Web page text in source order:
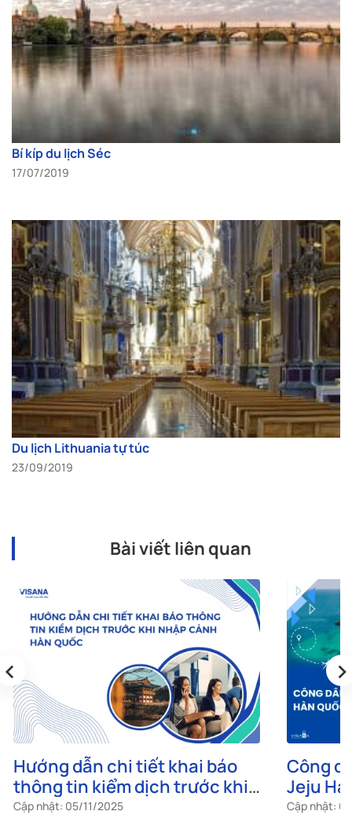
Bí kíp du lịch Séc
17/07/2019
Du lịch Lithuania tự túc
23/09/2019
Bài viết liên quan
Hướng dẫn chi tiết khai báo
thông tin kiểm dịch trước khi
nhập cảnh Hàn Quốc
Cập nhật: 05/11/2025
Công
Jeju
không?
Cập nhật:
‹ ›